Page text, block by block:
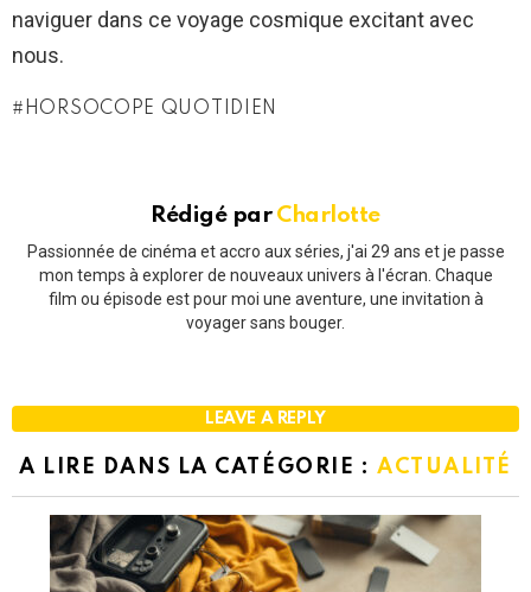
naviguer dans ce voyage cosmique excitant avec
nous.
HORSOCOPE QUOTIDIEN
Rédigé par Charlotte
Passionnée de cinéma et accro aux séries, j'ai 29 ans et je passe
mon temps à explorer de nouveaux univers à l'écran. Chaque
film ou épisode est pour moi une aventure, une invitation à
voyager sans bouger.
LEAVE A REPLY
A LIRE DANS LA CATÉGORIE : ACTUALITÉ